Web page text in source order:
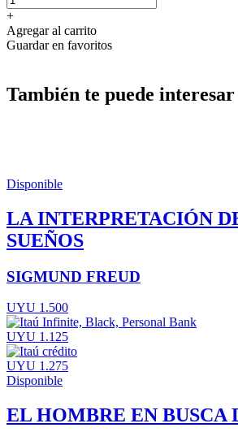
+
Agregar al carrito
Guardar en favoritos
También te puede interesar
Disponible
LA INTERPRETACIÓN
SUEÑOS
SIGMUND FREUD
UYU 1.500
UYU 1.125
UYU 1.275
Disponible
EL HOMBRE EN BUSCA